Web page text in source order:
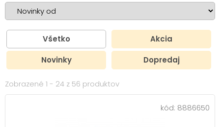
Všetko Akcia
Novinky Dopredaj
Zobrazené 1 - 24 z 56 produktov
kód: 8886650